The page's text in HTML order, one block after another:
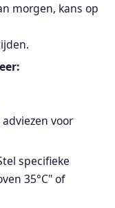
morgen, kans op
voor
specifieke
35°C" of